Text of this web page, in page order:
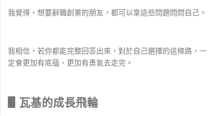
我覺得，想要辭職創業的朋友，都可以拿這些問題問問自己。
我相信，若你都能完整回答出來，對於自己選擇的這條路，一
定會更加有底蘊、更加有勇氣去走完。
▋瓦基的成長飛輪